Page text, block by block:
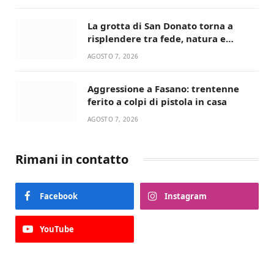
La grotta di San Donato torna a
risplendere tra fede, natura e
devozione
AGOSTO 7, 2026
Aggressione a Fasano: trentenne
ferito a colpi di pistola in casa
AGOSTO 7, 2026
Rimani in contatto
Facebook Instagram
YouTube